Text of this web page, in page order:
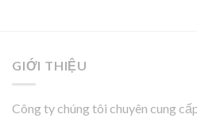
GIỚI THIỆU
Công ty chúng tôi chuyên cung